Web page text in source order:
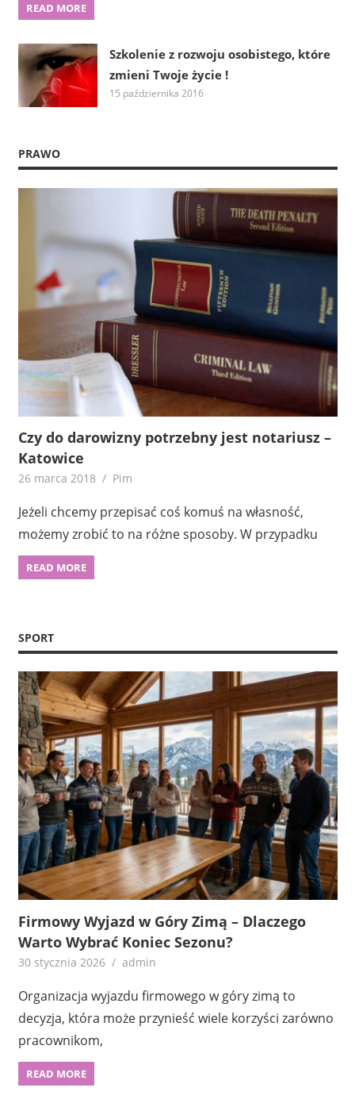
READ MORE
Szkolenie z rozwoju osobistego, które
zmieni Twoje życie !
15 października 2016
PRAWO
Czy do darowizny potrzebny jest notariusz –
Katowice
26 marca 2018 Pim
Jeżeli chcemy przepisać coś komuś na własność,
możemy zrobić to na różne sposoby. W przypadku
READ MORE
SPORT
Firmowy Wyjazd w Góry Zimą – Dlaczego
Warto Wybrać Koniec Sezonu?
30 stycznia 2026 admin
Organizacja wyjazdu firmowego w góry zimą to
decyzja, która może przynieść wiele korzyści zarówno
pracownikom,
READ MORE